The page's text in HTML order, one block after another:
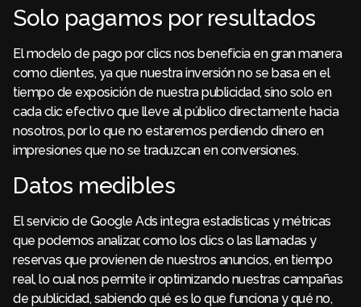
Solo pagamos por resultados
El modelo de pago por clics nos beneficia en gran manera
como clientes, ya que nuestra inversión no se basa en el
tiempo de exposición de nuestra publicidad, sino solo en
cada clic efectivo que lleve al público directamente hacia
nosotros, por lo que no estaremos perdiendo dinero en
impresiones que no se traduzcan en conversiones.
Datos medibles
El servicio de Google Ads integra estadísticas y métricas
que podemos analizar, como los clics o las llamadas y
reservas que provienen de nuestros anuncios, en tiempo
real, lo cual nos permite ir optimizando nuestras campañas
de publicidad, sabiendo qué es lo que funciona y qué no,